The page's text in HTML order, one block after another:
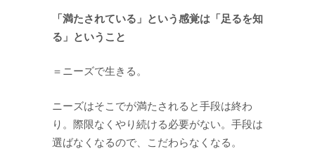
「満たされている」という感覚は「足るを知
る」ということ
＝ニーズで生きる。
ニーズはそこでが満たされると手段は終わ
り。際限なくやり続ける必要がない。手段は
選ばなくなるので、こだわらなくなる。